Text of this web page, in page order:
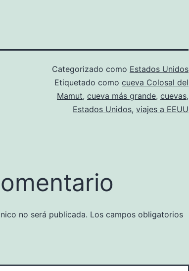
Categorizado como Estados Unidos
Etiquetado como cueva Colosal del
Mamut, cueva más grande, cuevas,
Estados Unidos, viajes a EEUU
no será publicada. Los campos obligatorios